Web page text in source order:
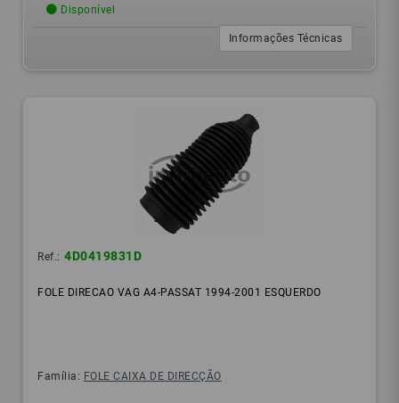
Disponível
Informações Técnicas
Ref.: 4D0419831D
FOLE DIRECAO VAG A4-PASSAT 1994-2001 ESQUERDO
Família: FOLE CAIXA DE DIRECÇÃO